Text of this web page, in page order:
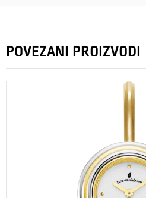
POVEZANI PROIZVODI